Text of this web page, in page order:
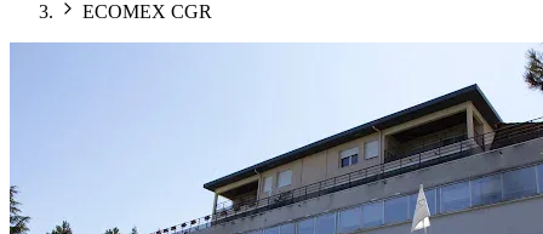
ECOMEX CGR